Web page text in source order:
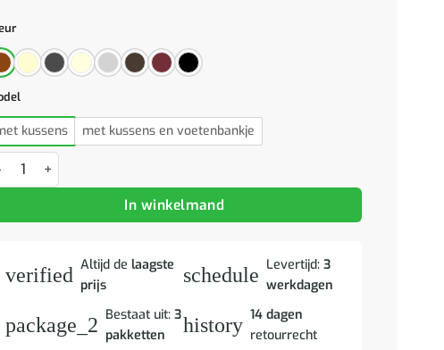
kussens
met kussens en voetenbankje
Loungeset met kussens stof taupe aantal
In winkelmand
verified Altijd de laagste
prijs
schedule Levertijd:3
werkdagen
package_2 Bestaat uit: 3
pakketten
history 14 dagen
retourrecht